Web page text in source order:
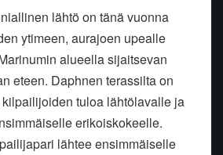
lähtö on tänä vuonna
ytimeen, aurajoen upealle
alueella sijaitsevan
eteen. Daphnen terassilta on
tuloa lähtölavalle ja
erikoiskokeelle.
lähtee ensimmäiselle